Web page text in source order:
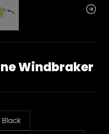
Windbraker